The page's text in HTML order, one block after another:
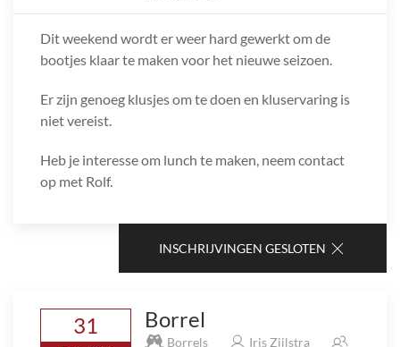
Dit weekend wordt er weer hard gewerkt om de
bootjes klaar te maken voor het nieuwe seizoen.
Er zijn genoeg klusjes om te doen en kluservaring is
niet vereist.
Heb je interesse om lunch te maken, neem contact
op met Rolf.
INSCHRIJVINGEN GESLOTEN
31 Borrel
Borrels
Iris Zijlstra